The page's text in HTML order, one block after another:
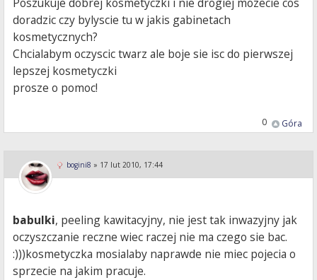
doradzic czy bylyscie tu w jakis gabinetach
kosmetycznych?
Chcialabym oczyscic twarz ale boje sie isc do pierwszej
lepszej kosmetyczki
prosze o pomoc!
Góra
0
bogini8 » 17 lut 2010, 17:44
babulki, peeling kawitacyjny, nie jest tak inwazyjny jak
oczyszczanie reczne wiec raczej nie ma czego sie bac.
:)))kosmetyczka mosialaby naprawde nie miec pojecia o
sprzecie na jakim pracuje.